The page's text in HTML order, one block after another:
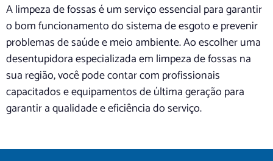
A limpeza de fossas é um serviço essencial para garantir
o bom funcionamento do sistema de esgoto e prevenir
problemas de saúde e meio ambiente. Ao escolher uma
desentupidora especializada em limpeza de fossas na
sua região, você pode contar com profissionais
capacitados e equipamentos de última geração para
garantir a qualidade e eficiência do serviço.